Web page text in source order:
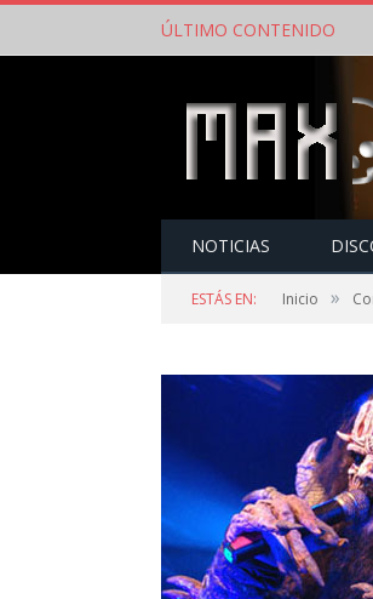
ÚLTIMO CONTENIDO
NOTICIAS
ESTÁS EN: Inicio »